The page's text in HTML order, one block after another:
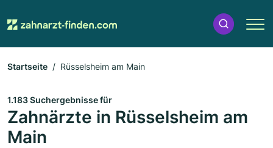
Startseite Rüsselsheim am Main
1.183 Suchergebnisse für
Zahnärzte in Rüsselsheim am
Main